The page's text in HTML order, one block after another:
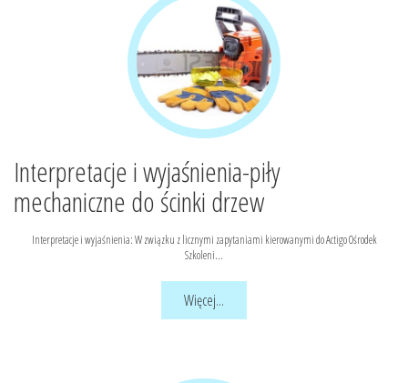
Interpretacje i wyjaśnienia-piły
mechaniczne do ścinki drzew
Interpretacje i wyjaśnienia: W związku z licznymi zapytaniami kierowanymi do Actigo Ośrodek
Szkoleni...
Więcej...